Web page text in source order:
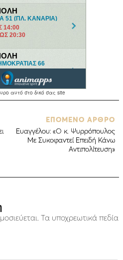
ΕΠΟΜΕΝΟ ΑΡΘΡΟ
Ευαγγέλου: «Ο κ. Ψυρρόπουλος
Με Συκοφαντεί Επειδή Κάνω
Αντιπολίτευση»
Τα υποχρεωτικά πεδία